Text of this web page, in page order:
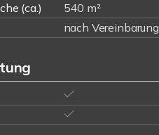
(ca.)
540 m²
nach Vereinbarung